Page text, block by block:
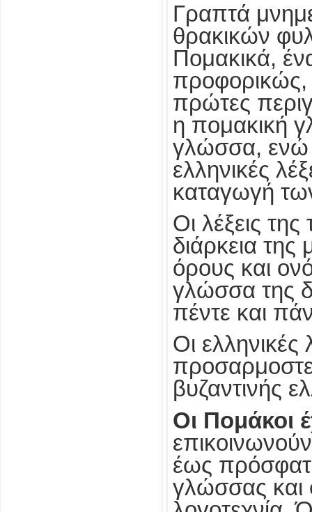
Γραπτά
θρακικών
Πομακικά,
προφορικώς,
πρώτες
η πομακική
γλώσσα, ενώ
ελληνικές
καταγωγή
Οι λέξεις
διάρκεια
όρους και
γλώσσα της
πέντε και
Οι
βυζαντινής
Οι Πομάκοι
έως
γλώσσας και